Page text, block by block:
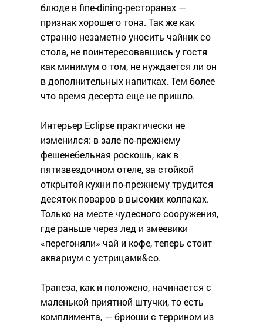
блюде в fine-dining-ресторанах —
признак хорошего тона. Так же как
странно незаметно уносить чайник со
стола, не поинтересовавшись у гостя
как минимум о том, не нуждается ли он
в дополнительных напитках. Тем более
что время десерта еще не пришло.
Интерьер Eclipse практически не
изменился: в зале по-прежнему
фешенебельная роскошь, как в
пятизвездочном отеле, за стойкой
открытой кухни по-прежнему трудится
десяток поваров в высоких колпаках.
Только на месте чудесного сооружения,
где раньше через лед и змеевики
«перегоняли» чай и кофе, теперь стоит
аквариум с устрицами&co.
Трапеза, как и положено, начинается с
маленькой приятной штучки, то есть
комплимента, — бриоши с террином из